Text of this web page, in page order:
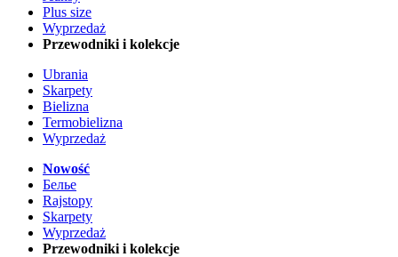
Plus size
Wyprzedaż
Przewodniki i kolekcje
Ubrania
Skarpety
Bielizna
Termobielizna
Wyprzedaż
Nowość
Белье
Rajstopy
Skarpety
Wyprzedaż
Przewodniki i kolekcje